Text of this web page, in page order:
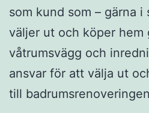
som kund som – gärna i
väljer ut och köper hem
våtrumsvägg och
ansvar för att välja ut
till